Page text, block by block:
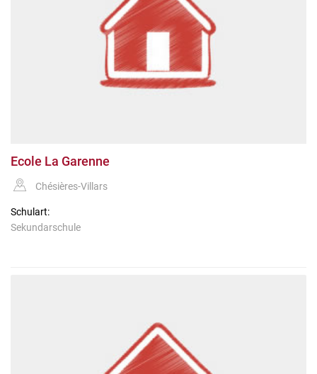
Ecole La Garenne
Chésières-Villars
Schulart:
Sekundarschule